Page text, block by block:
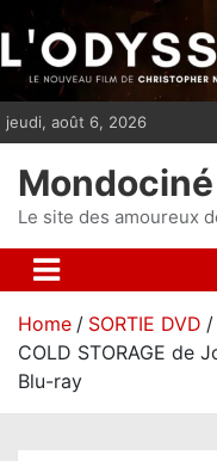
i
p
t
n
jeudi, août 6, 2026
Mondociné
Le site des amoureux
Home
SORTIE DVD
COLD STORAGE de
Blu-ray